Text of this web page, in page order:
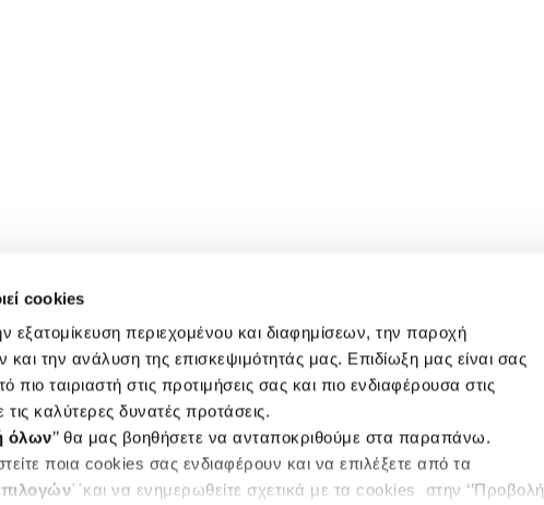
cookies
εξατομίκευση περιεχομένου και διαφημίσεων, την παροχή
την ανάλυση της επισκεψιμότητάς μας. Επιδίωξη μας είναι σας
ταιριαστή στις προτιμήσεις σας και πιο ενδιαφέρουσα στις
καλύτερες δυνατές προτάσεις.
όλων’’ θα μας βοηθήσετε να ανταποκριθούμε στα παραπάνω.
ποια cookies σας ενδιαφέρουν και να επιλέξετε από τα
΄΄και να ενημερωθείτε σχετικά με τα cookies στην ‘’Προβολή